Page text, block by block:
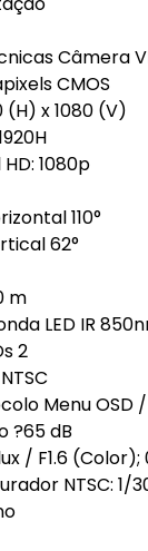
Câmera
CMOS
(H) x 1080 (V)
1080p
110°
62°
m
LED IR
2
Menu OSD
?65 dB
/ F1.6
NTSC: 1/